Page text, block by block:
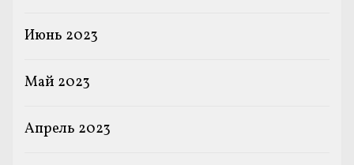
Июнь 2023
Май 2023
Апрель 2023